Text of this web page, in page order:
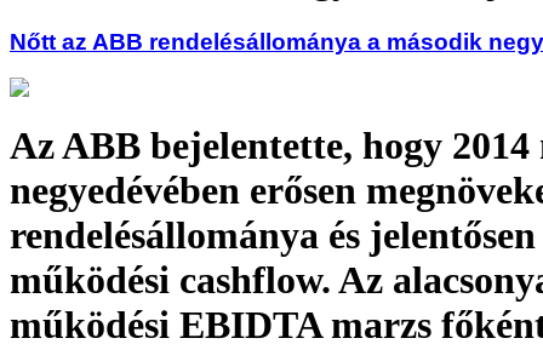
Nőtt az ABB rendelésállománya a második
Az ABB bejelentette, hogy
negyedévében erősen
rendelésállománya és
működési cashflow. Az
működési EBIDTA marzs